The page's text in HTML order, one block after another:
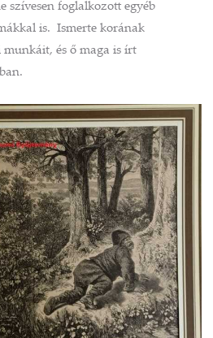
szívesen foglalkozott egyéb
is. Ismerte korának
munkáit, és ő maga is írt